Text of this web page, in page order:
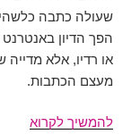
שעולה כתבה כלשהי,
או רדיו, אלא
מעצם הכתבות.
להמשיך לקרוא